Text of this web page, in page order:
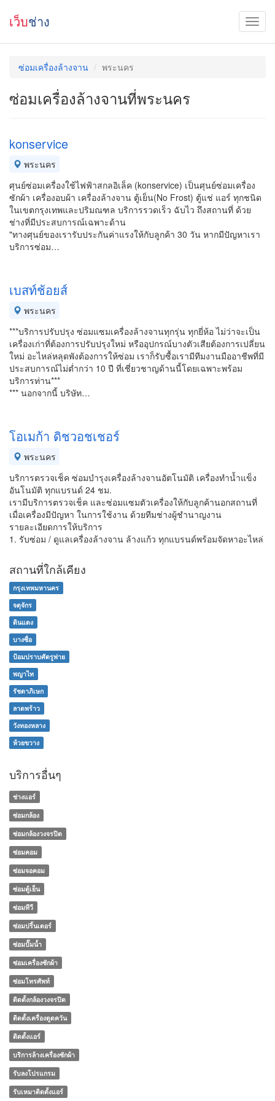
เว็บช่าง
ซ่อมเครื่องล้างจาน พระนคร
ซ่อมเครื่องล้างจานที่พระนคร
konservice
พระนคร
ศุนย์ซ่อมเครื่องใช้ไฟฟ้าสกลอิเล็ค (konservice) เป็นศุนย์ซ่อมเครื่อง
ซักผ้า เครื่องอบผ้า เครื่องล้างจาน ตู้เย็น(No Frost) ตู้แช่ แอร์ ทุกชนิด
ในเขตกรุงเทพและปริมณฑล บริการรวดเร็ว ฉับไว ถึงสถานที่ ด้วย
ช่างที่มีประสบการณ์เฉพาะด้าน
"ทางศุนย์ของเรารับประกันค่าแรงให้กับลูกค้า 30 วัน หากมีปัญหาเรา
บริการซ่อม…
เบสท์ช้อยส์
พระนคร
***บริการปรับปรุง ซ่อมแซมเครื่องล้างจานทุกรุ่น ทุกยี่ห้อ ไม่ว่าจะเป็น
เครื่องเก่าที่ต้องการปรับปรุงใหม่ หรืออุปกรณ์บางตัวเสียต้องการเปลี่ยน
ใหม่ อะไหล่หลุดพังต้องการให้ซ่อม เราก็รับซื้อเรามีทีมงานมืออาชีพที่มี
ประสบการณ์ไม่ต่ำกว่า 10 ปี ที่เชี่ยวชาญด้านนี้โดยเฉพาะพร้อม
บริการท่าน***
*** นอกจากนี้ บริษัท…
โอเมก้า ดิชวอชเชอร์
พระนคร
บริการตรวจเช็ค ซ่อมบำรุงเครื่องล้างจานอัตโนมัติ เครื่องทำน้ำแข็ง
อันโนมัติ ทุกแบรนด์ 24 ชม.
เรามีบริการตรวจเช็ค และซ่อมแซมตัวเครื่องให้กับลูกค้านอกสถานที่
เมื่อเครื่องมีปัญหา ในการใช้งาน ด้วยทีมช่างผู้ชำนาญงาน
รายละเอียดการให้บริการ
1. รับซ่อม / ดูแลเครื่องล้างจาน ล้างแก้ว ทุกแบรนด์พร้อมจัดหาอะไหล่
สถานที่ใกล้เคียง
กรุงเทพมหานคร
จตุจักร
ดินแดง
บางซื่อ
ป้อมปราบศัตรูพ่าย
พญาไท
รัชดาภิเษก
ลาดพร้าว
วังทองหลาง
ห้วยขวาง
บริการอื่นๆ
ช่างแอร์
ซ่อมกล้อง
ซ่อมกล้องวงจรปิด
ซ่อมคอม
ซ่อมจอคอม
ซ่อมตู้เย็น
ซ่อมทีวี
ซ่อมปริ้นเตอร์
ซ่อมปั๊มน้ำ
ซ่อมเครื่องซักผ้า
ซ่อมโทรศัพท์
ติดตั้งกล้องวงจรปิด
ติดตั้งเครื่องดูดควัน
ติดตั้งแอร์
บริการล้างเครื่องซักผ้า
รับลงโปรแกรม
รับเหมาติดตั้งแอร์